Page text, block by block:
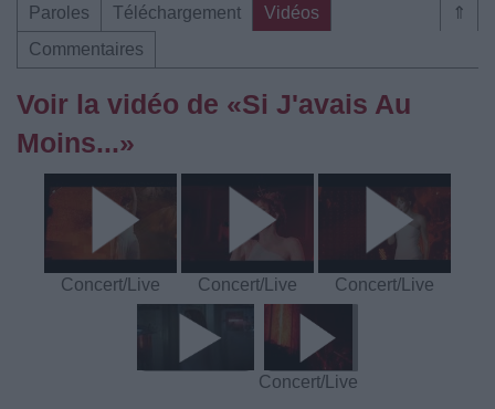
⇑
Paroles Téléchargement
Vidéos
Commentaires
Voir la vidéo de «Si J'avais Au
Moins...»
Concert/Live Concert/Live Concert/Live
Concert/Live